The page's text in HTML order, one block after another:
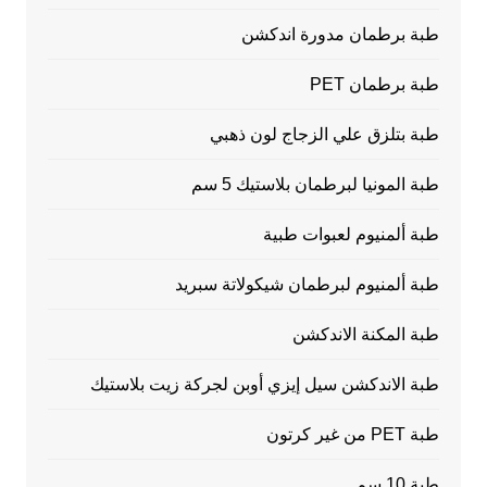
طبة برطمان مدورة اندكشن
طبة برطمان PET
طبة بتلزق علي الزجاج لون ذهبي
طبة المونيا لبرطمان بلاستيك 5 سم
طبة ألمنيوم لعبوات طبية
طبة ألمنيوم لبرطمان شيكولاتة سبريد
طبة المكنة الاندكشن
طبة الاندكشن سيل إيزي أوبن لجركة زيت بلاستيك
طبة PET من غير كرتون